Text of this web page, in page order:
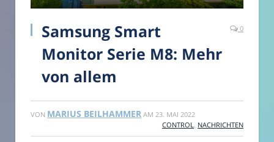
Samsung Smart
Monitor Serie M8: Mehr
von allem
0
VON MARIUS BEILHAMMER AM 23. MAI 2022
CONTROL
NACHRICHTEN